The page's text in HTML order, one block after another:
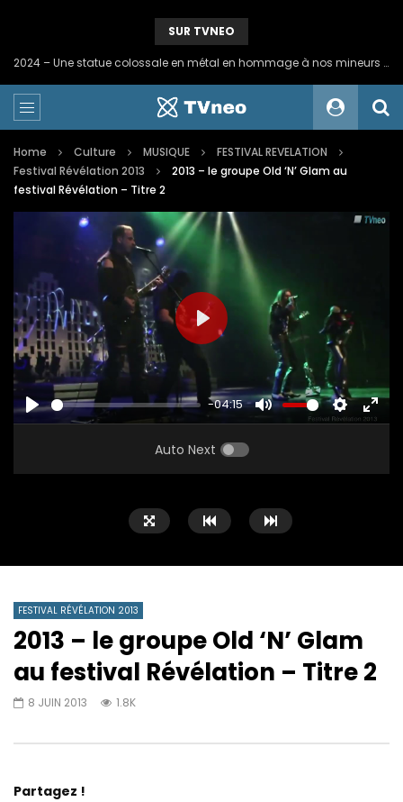
SUR TVNEO
2024 – Une statue colossale en métal en hommage à nos mineurs de fer
Home Culture MUSIQUE
FESTIVAL REVELATION
Festival Révélation 2013
2013 – le groupe Old ‘N’ Glam au
festival Révélation – Titre 2
PLAY
-04:15
MUTE SETTINGS
PLAY
Auto Next
FESTIVAL RÉVÉLATION 2013
2013 – le groupe Old ‘N’ Glam
au festival Révélation – Titre 2
8 JUIN 2013 1.8K
Partagez !